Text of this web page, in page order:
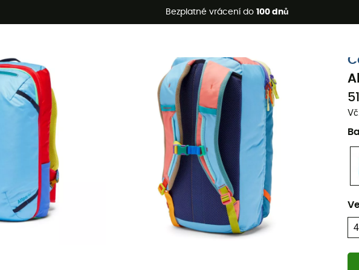
Bezplatné vrácení do 100 dnů
Letní akce 🔥 -5 % EXTRA při nákupu 2 produktů* s kódem